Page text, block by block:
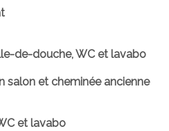
de-douche, WC et lavabo
salon et cheminée ancienne
et lavabo